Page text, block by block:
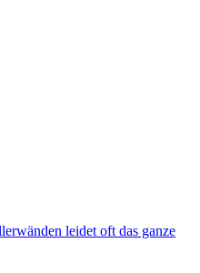
leidet oft das ganze